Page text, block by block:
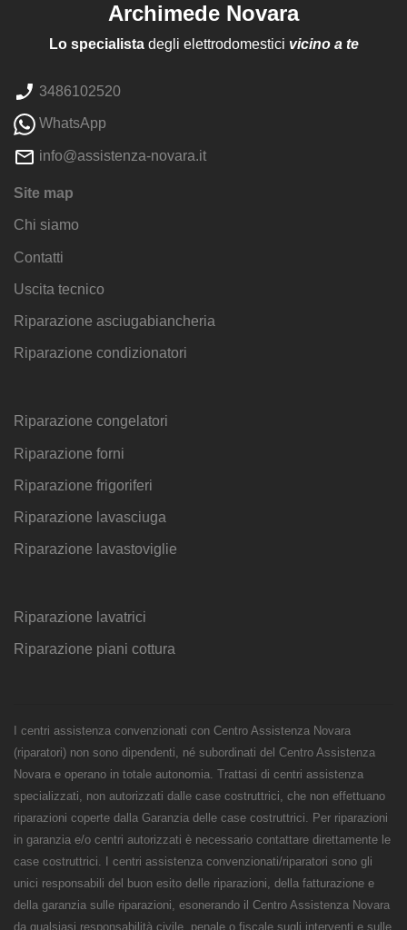
Archimede Novara
Lo specialistadegli elettrodomestici vicino a te
3486102520
WhatsApp
info@assistenza-novara.it
Site map
Chi siamo
Contatti
Uscita tecnico
Riparazione asciugabiancheria
Riparazione condizionatori
Riparazione congelatori
Riparazione forni
Riparazione frigoriferi
Riparazione lavasciuga
Riparazione lavastoviglie
Riparazione lavatrici
Riparazione piani cottura
I centri assistenza convenzionati con Centro Assistenza Novara
(riparatori) non sono dipendenti, né subordinati del Centro Assistenza
Novara e operano in totale autonomia. Trattasi di centri assistenza
specializzati, non autorizzati dalle case costruttrici, che non effettuano
riparazioni coperte dalla Garanzia delle case costruttrici. Per riparazioni
in garanzia e/o centri autorizzati è necessario contattare direttamente le
case costruttrici. I centri assistenza convenzionati/riparatori sono gli
unici responsabili del buon esito delle riparazioni, della fatturazione e
della garanzia sulle riparazioni, esonerando il Centro Assistenza Novara
da qualsiasi responsabilità civile, penale o fiscale sugli interventi e sulle